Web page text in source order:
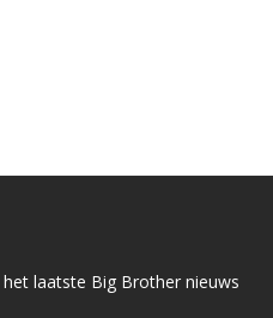
laatste Big Brother nieuws